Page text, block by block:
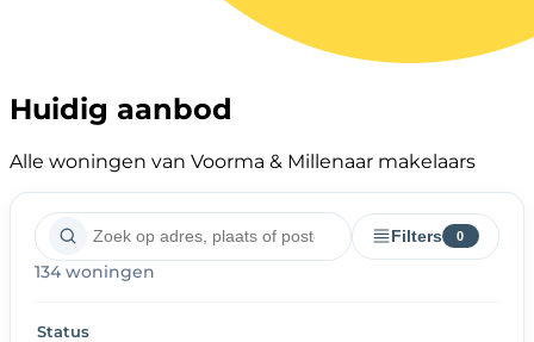
Huidig aanbod
Alle woningen van Voorma & Millenaar makelaars
Filters 0
134 woningen
Status